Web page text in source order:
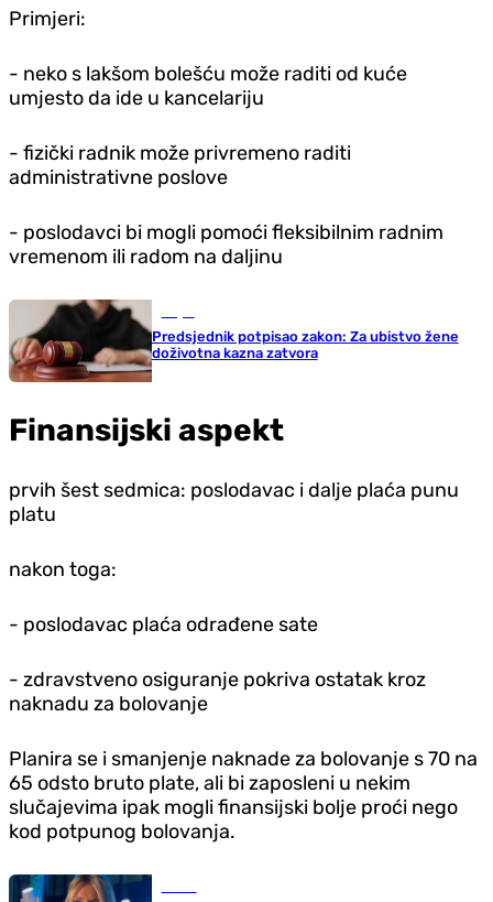
Primjeri:
- neko s lakšom bolešću može raditi od kuće
umjesto da ide u kancelariju
- fizički radnik može privremeno raditi
administrativne poslove
- poslodavci bi mogli pomoći fleksibilnim radnim
vremenom ili radom na daljinu
Predsjednik potpisao zakon: Za ubistvo žene
doživotna kazna zatvora
Finansijski aspekt
prvih šest sedmica: poslodavac i dalje plaća punu
platu
nakon toga:
- poslodavac plaća odrađene sate
- zdravstveno osiguranje pokriva ostatak kroz
naknadu za bolovanje
Planira se i smanjenje naknade za bolovanje s 70 na
65 odsto bruto plate, ali bi zaposleni u nekim
slučajevima ipak mogli finansijski bolje proći nego
kod potpunog bolovanja.